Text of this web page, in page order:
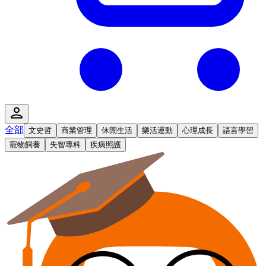
全部 文史哲 商業管理 休閒生活 樂活運動 心理成長
語言學習
寵物飼養
失智專科 疾病照護